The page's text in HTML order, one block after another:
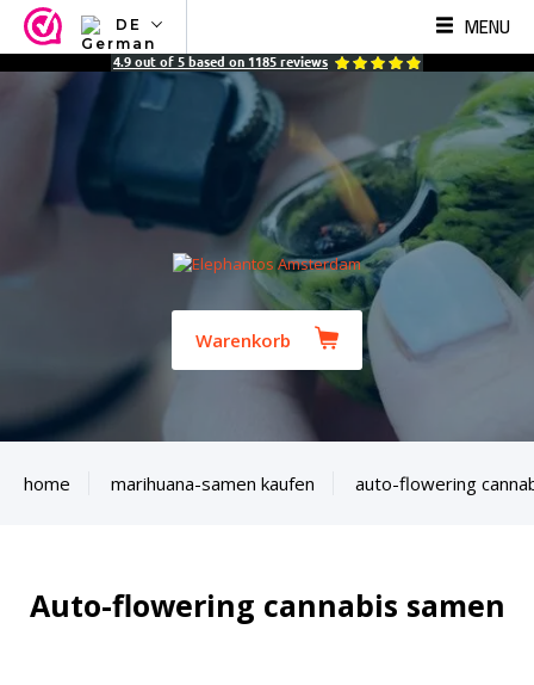
DE
NL
ES
MENU
4.9 out of 5 based on 1185 reviews
Warenkorb
home marihuana-samen kaufen auto-flowering
Auto-flowering cannabis samen